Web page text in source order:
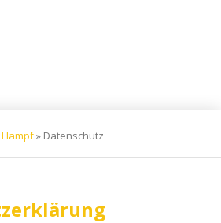
» Datenschutz